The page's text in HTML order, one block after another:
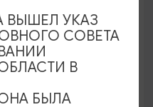
ВЫШЕЛ УКАЗ
СОВЕТА
В
БЫЛА